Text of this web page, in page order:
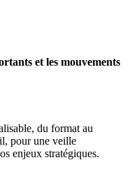
et les mouvements
du format au
pour une veille
enjeux stratégiques.